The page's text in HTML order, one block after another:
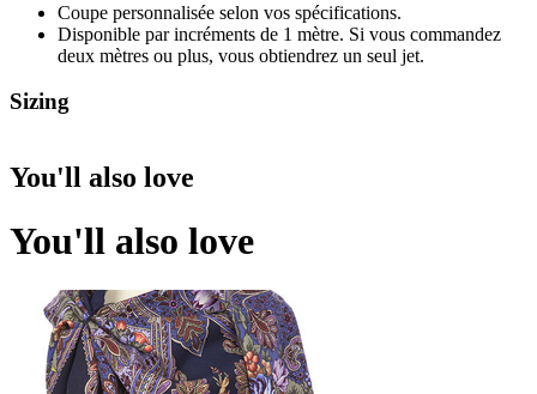
Coupe personnalisée selon vos spécifications.
Disponible par incréments de 1 mètre. Si vous commandez
deux mètres ou plus, vous obtiendrez un seul jet.
Sizing
You'll also love
You'll also love